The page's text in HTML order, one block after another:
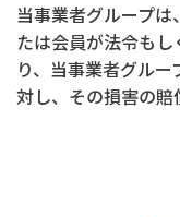
当事業者グループ
たは会員が法令も
り、当事業者グル
対し、その損害の賠